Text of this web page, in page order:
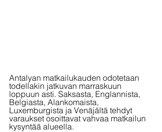
Antalyan matkailukauden odotetaan
todellakin jatkuvan marraskuun
loppuun asti. Saksasta, Englannista,
Belgiasta, Alankomaista,
Luxemburgista ja Venäjältä tehdyt
varaukset osoittavat vahvaa matkailun
kysyntää alueella.